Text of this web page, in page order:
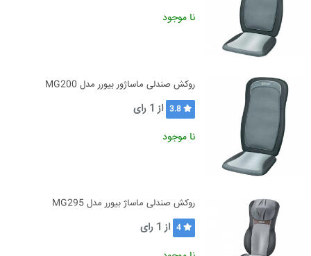
نا موجود
روکش صندلی ماساژور بیورر مدل MG200
3.8 از 1 رای
نا موجود
روکش صندلی ماساژ بیورر مدل MG295
4 از 1 رای